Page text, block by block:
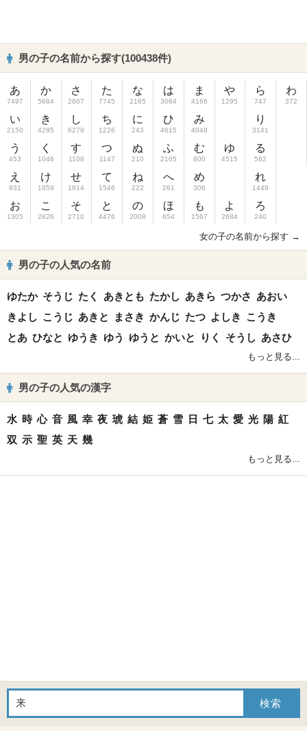
男の子の名前から探す(100438件)
あ
7497
い
2150
う
453
え
931
お
1305
か
5684
き
4295
く
1046
け
1859
こ
2826
さ
2867
し
6279
す
1108
せ
1814
そ
2710
た
7745
ち
1226
つ
1147
て
1546
と
4476
な
2165
に
243
ぬ
210
ね
222
の
2008
は
3084
ひ
4615
ふ
2105
へ
261
ほ
654
ま
4166
み
4048
む
800
め
306
も
1567
や
1295
ゆ
4515
よ
2684
ら
747
り
3141
る
562
れ
1449
ろ
240
わ
372
女の子の名前から探す →
男の子の人気の名前
ゆたか そうじ たく あきとも たかし あきら つかさ あおい
きよし こうじ あきと まさき かんじ たつ よしき こうき
とあ ひなと ゆうき ゆう ゆうと かいと りく そうし あさひ
もっと見る...
男の子の人気の漢字
水 時 心 音 風 幸 夜 琥 結 姫 蒼 雪 日 七 太 愛 光 陽 紅
双 示 聖 英 天 幾
もっと見る...